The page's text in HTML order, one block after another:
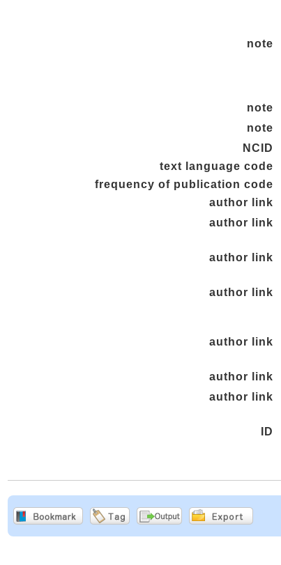
note
note
note
NCID
text language code
frequency of publication code
author link
author link
author link
author link
author link
author link
author link
ID